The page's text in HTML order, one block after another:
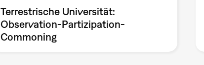
Terrestrische Universität:
Observation-Partizipation-
Commoning